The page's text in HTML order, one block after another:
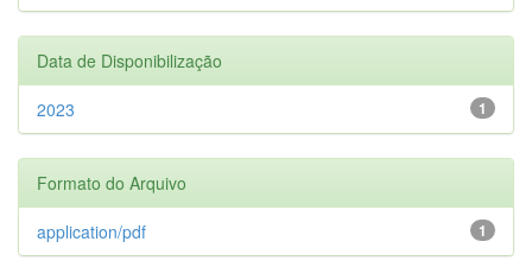
Data de Disponibilização
1
2023
Formato do Arquivo
1
application/pdf